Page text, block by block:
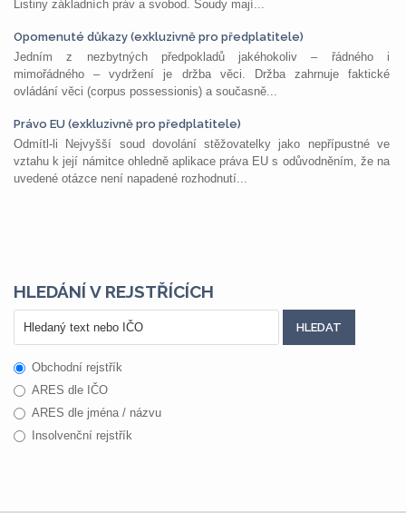
Listiny základních práv a svobod. Soudy mají...
Opomenuté důkazy (exkluzivně pro předplatitele)
Jedním z nezbytných předpokladů jakéhokoliv – řádného i
mimořádného – vydržení je držba věci. Držba zahrnuje faktické
ovládání věci (corpus possessionis) a současně...
Právo EU (exkluzivně pro předplatitele)
Odmítl-li Nejvyšší soud dovolání stěžovatelky jako nepřípustné ve
vztahu k její námitce ohledně aplikace práva EU s odůvodněním, že na
uvedené otázce není napadené rozhodnutí...
HLEDÁNÍ V REJSTŘÍCÍCH
Obchodní rejstřík
ARES dle IČO
ARES dle jména / názvu
Insolvenční rejstřík